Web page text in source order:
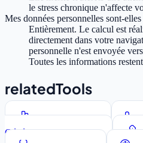
le stress chronique n'affecte
Mes données personnelles sont-elles
Entièrement. Le calcul est
directement dans votre
personnelle n'est envoyée
Toutes les informations
relatedTools
Compteur de mots
Générateur Lorem Ipsum